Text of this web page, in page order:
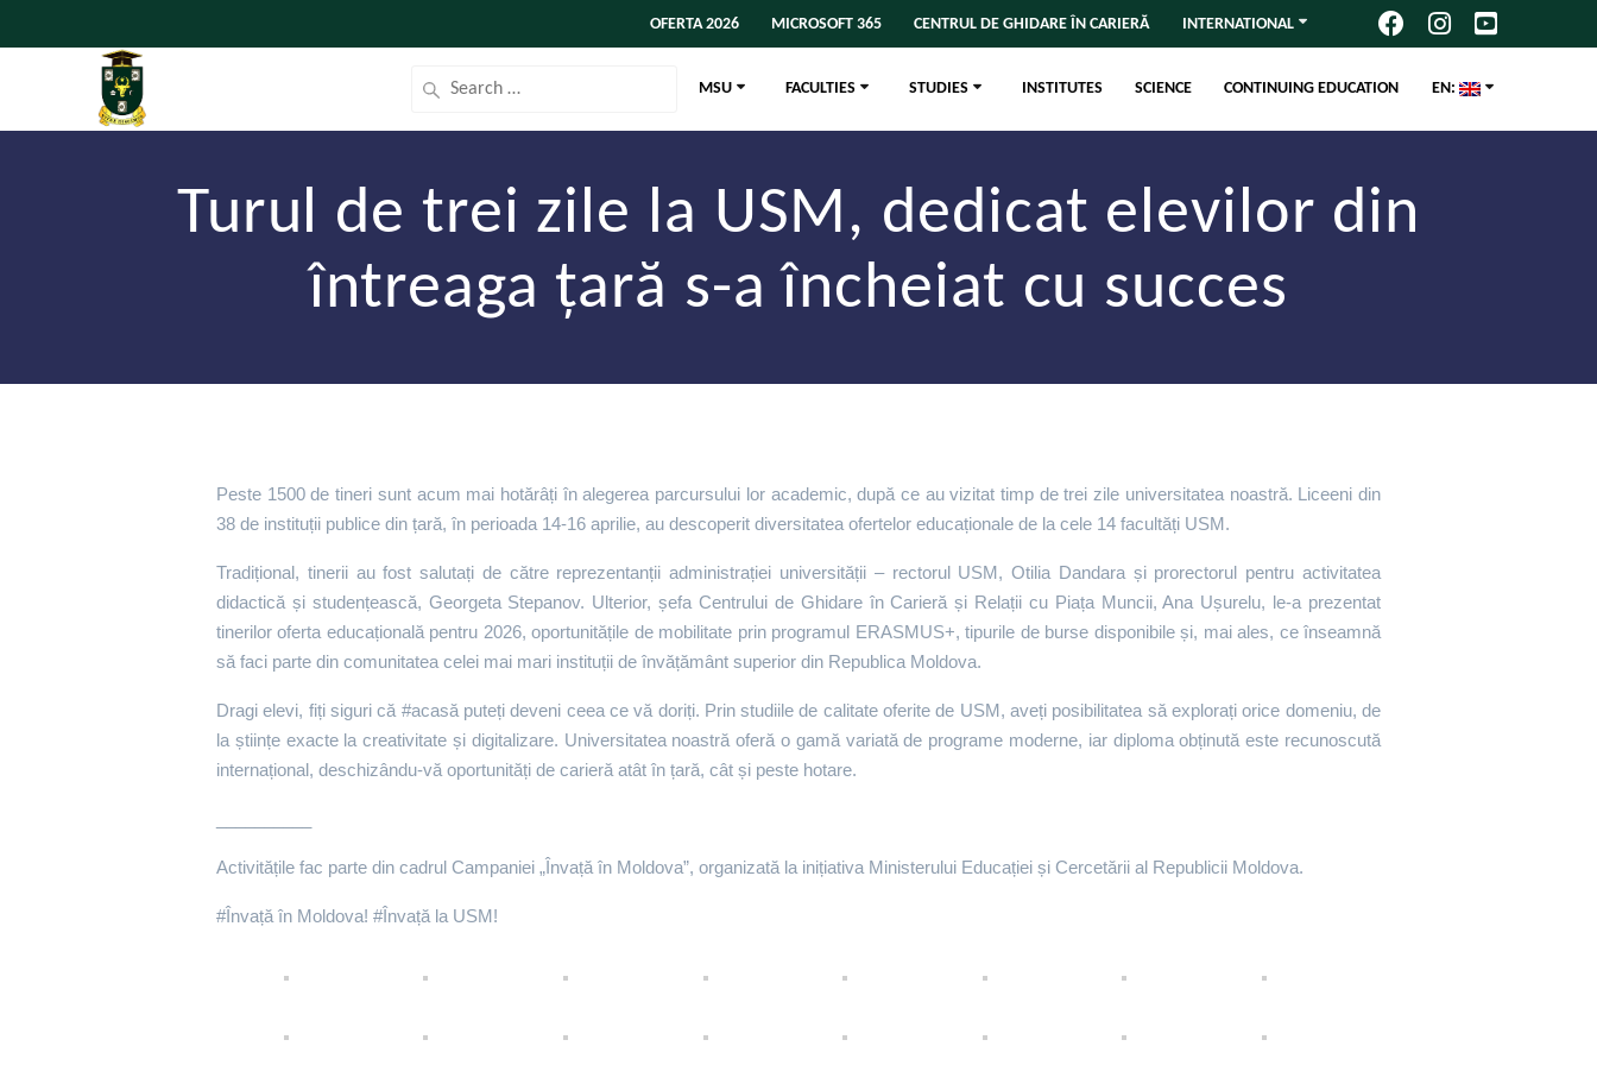
OFERTA 2026 MICROSOFT 365 CENTRUL DE GHIDARE ÎN CARIERĂ INTERNATIONAL
MSU FACULTIES STUDIES INSTITUTES SCIENCE CONTINUING EDUCATION EN:
Turul de trei zile la USM, dedicat elevilor din
întreaga țară s-a încheiat cu succes
Peste 1500 de tineri sunt acum mai hotărâți în alegerea parcursului lor academic, după ce au vizitat timp de trei zile universitatea noastră. Liceeni din
38 de instituții publice din țară, în perioada 14-16 aprilie, au descoperit diversitatea ofertelor educaționale de la cele 14 facultăți USM.
Tradițional, tinerii au fost salutați de către reprezentanții administrației universității – rectorul USM, Otilia Dandara și prorectorul pentru activitatea
didactică și studențească, Georgeta Stepanov. Ulterior, șefa Centrului de Ghidare în Carieră și Relații cu Piața Muncii, Ana Ușurelu, le-a prezentat
tinerilor oferta educațională pentru 2026, oportunitățile de mobilitate prin programul ERASMUS+, tipurile de burse disponibile și, mai ales, ce înseamnă
să faci parte din comunitatea celei mai mari instituții de învățământ superior din Republica Moldova.
Dragi elevi, fiți siguri că #acasă puteți deveni ceea ce vă doriți. Prin studiile de calitate oferite de USM, aveți posibilitatea să explorați orice domeniu, de
la științe exacte la creativitate și digitalizare. Universitatea noastră oferă o gamă variată de programe moderne, iar diploma obținută este recunoscută
internațional, deschizându-vă oportunități de carieră atât în țară, cât și peste hotare.
Activitățile fac parte din cadrul Campaniei „Învață în Moldova”, organizată la inițiativa Ministerului Educației și Cercetării al Republicii Moldova.
#Învață în Moldova! #Învață la USM!